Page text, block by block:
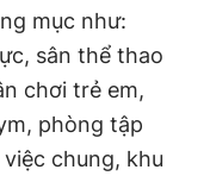
mục như:
sân thể thao
chơi trẻ em,
phòng tập
chung, khu